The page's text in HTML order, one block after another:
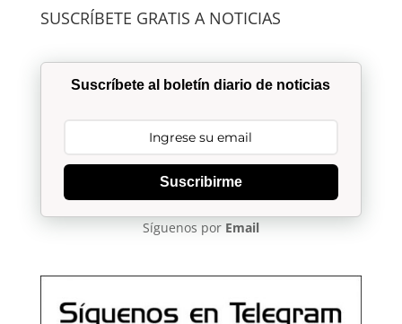
SUSCRÍBETE GRATIS A NOTICIAS
Suscríbete al boletín diario de noticias
Suscribirme
Síguenos por Email